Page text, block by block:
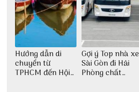
Hướng dẫn di
chuyển từ
TPHCM đến Hội
Gợi ý Top nhà xe
Sài Gòn đi Hải
Phòng chất